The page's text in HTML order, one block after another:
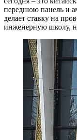
переднюю панель и
делает ставку на
инженерную школу,